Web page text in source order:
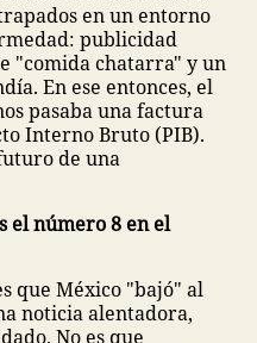
en un entorno
publicidad
"comida chatarra" y un
En ese entonces, el
pasaba una factura
Interno Bruto (PIB).
de una
el número 8 en el
que México "bajó" al
noticia alentadora,
No es que